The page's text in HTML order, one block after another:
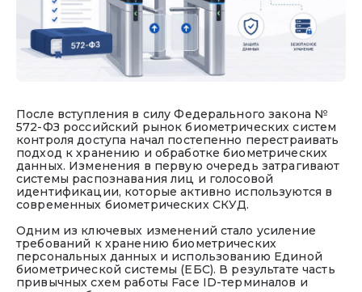
После вступления в силу Федерального закона №
572-ФЗ российский рынок биометрических систем
контроля доступа начал постепенно перестраивать
подход к хранению и обработке биометрических
данных. Изменения в первую очередь затрагивают
системы распознавания лиц и голосовой
идентификации, которые активно используются в
современных биометрических СКУД.
Одним из ключевых изменений стало усиление
требований к хранению биометрических
персональных данных и использованию Единой
биометрической системы (ЕБС). В результате часть
привычных схем работы Face ID-терминалов и